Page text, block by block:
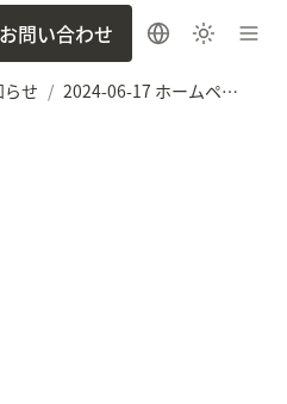
お問い合わせ
らせ / 2024-06-17 ホームページをリニューアルしました